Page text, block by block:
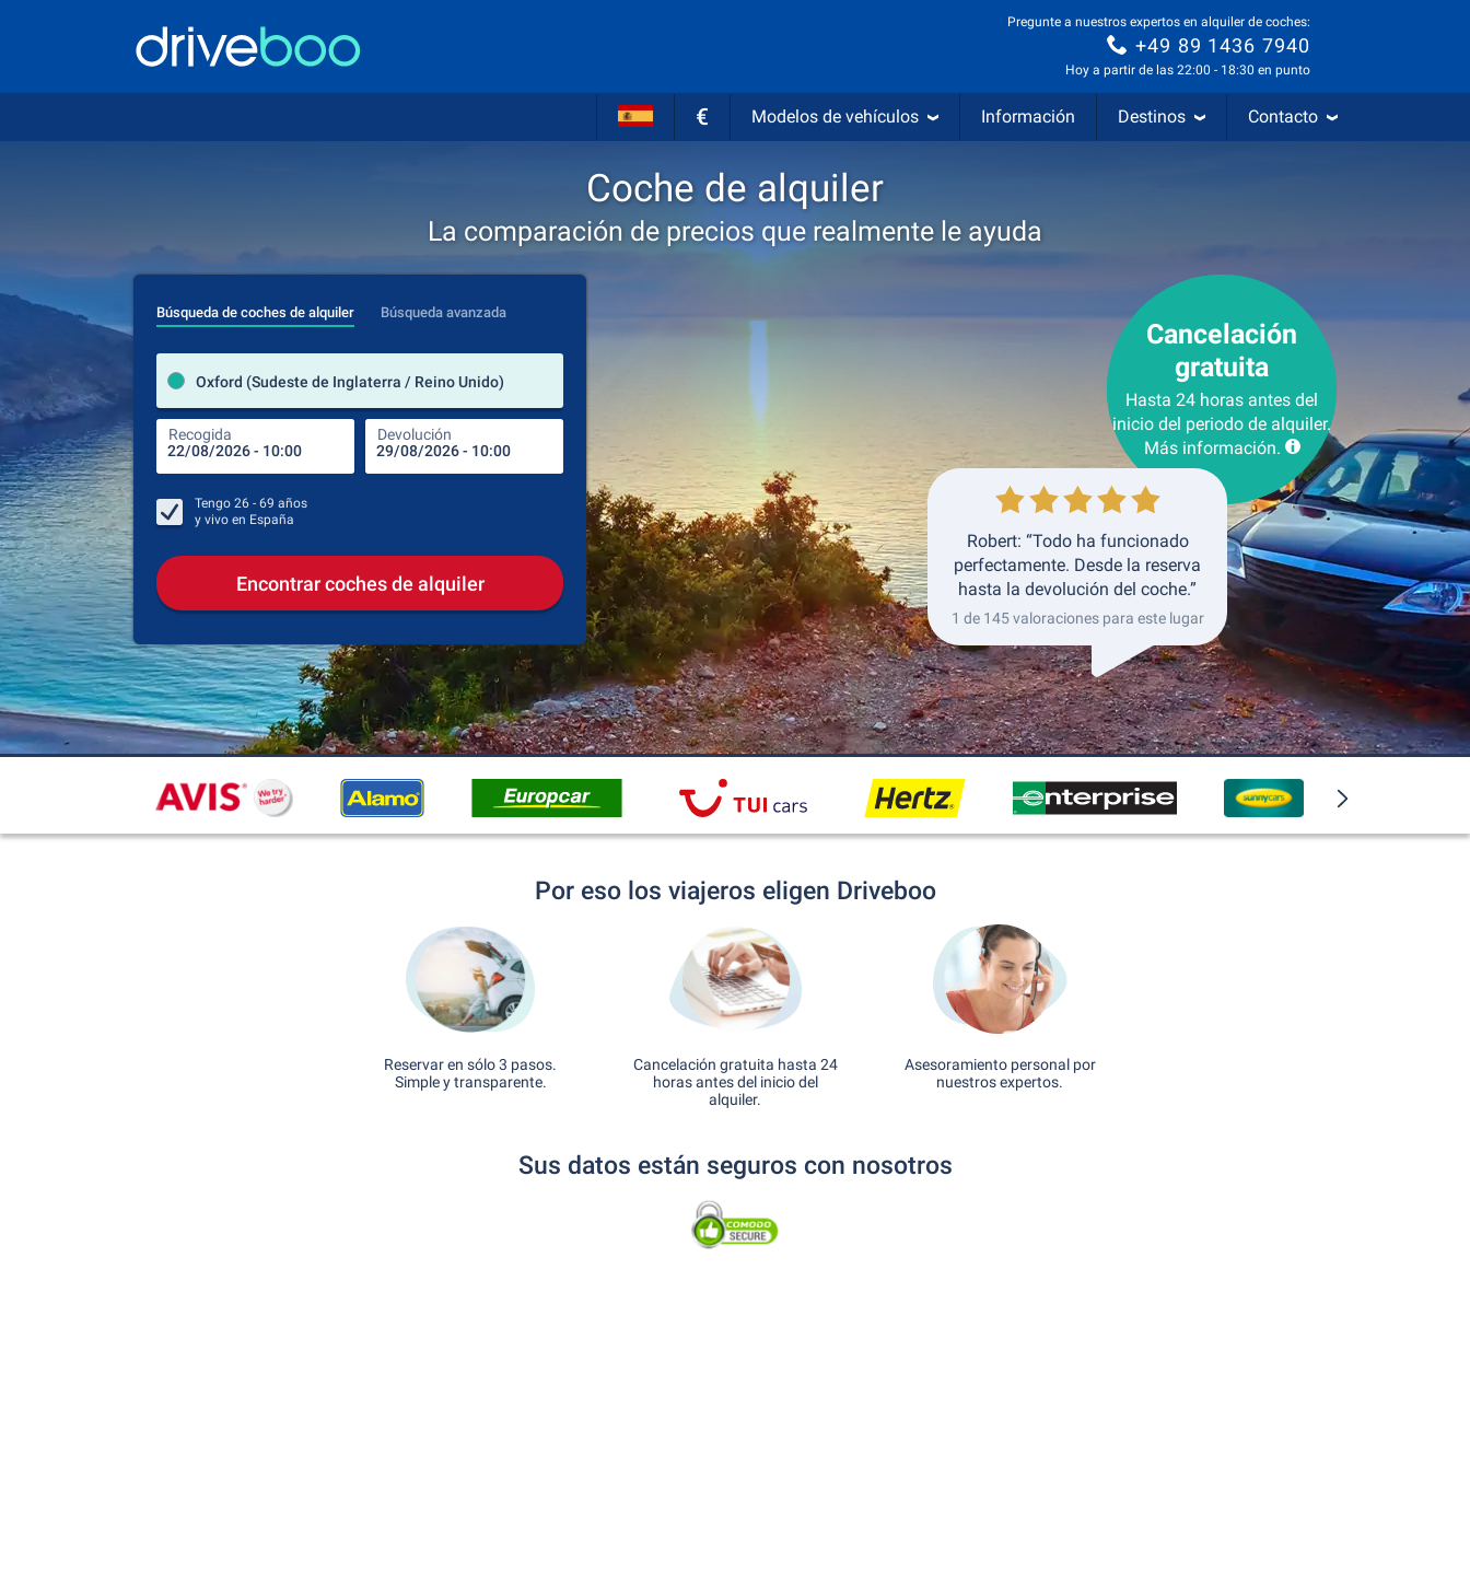
Pregunte a nuestros expertos en alquiler de coches:
+49 89 1436 7940
Hoy a partir de las 22:00 - 18:30 en punto
€ Modelos de vehículos Información Destinos Contacto
Coche de alquiler
La comparación de precios que realmente le ayuda
Búsqueda de coches de alquiler Búsqueda avanzada
Oxford (Sudeste de Inglaterra / Reino Unido)
Recogida Devolución
Recogida Devolución
Tengo 26 - 69 años
y vivo en España
Encontrar coches de alquiler
Cancelación
gratuita
Hasta 24 horas antes del
inicio del periodo de alquiler.
Más información.
Robert: “Todo ha funcionado
perfectamente. Desde la reserva
hasta la devolución del coche.”
1 de 145 valoraciones para este lugar
Por eso los viajeros eligen Driveboo
Reservar en sólo 3 pasos.
Simple y transparente.
Cancelación gratuita hasta 24
horas antes del inicio del
alquiler.
Asesoramiento personal por
nuestros expertos.
Sus datos están seguros con nosotros